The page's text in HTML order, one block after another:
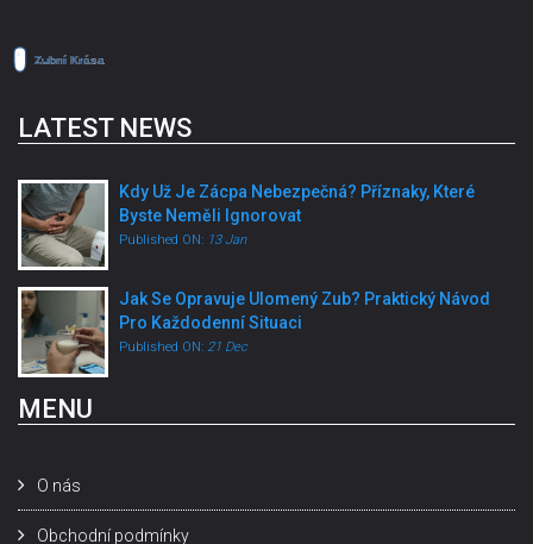
LATEST NEWS
Kdy Už Je Zácpa Nebezpečná? Příznaky, Které
Byste Neměli Ignorovat
Published ON: 13 Jan
Jak Se Opravuje Ulomený Zub? Praktický Návod
Pro Každodenní Situaci
Published ON: 21 Dec
MENU
O nás
Obchodní podmínky